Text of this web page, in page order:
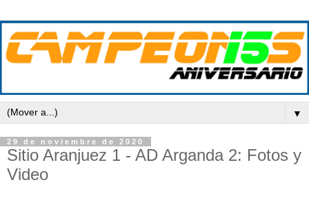
▼
29 de noviembre de 2020
Sitio Aranjuez 1 - AD Arganda 2: Fotos y
Video